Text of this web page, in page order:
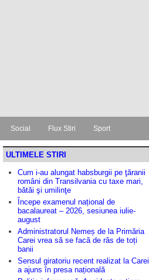
Social Flux Stiri Sport
ULTIMELE STIRI
Cum i-au alungat habsburgii pe ţăranii
români din Transilvania cu taxe mari,
bătăi şi umilinţe
Începe examenul național de
bacalaureat – 2026, sesiunea iulie-
august
Administratorul Nemeș de la Primăria
Carei vrea să se facă de râs de toți
banii
Sensul giratoriu recent realizat la Carei
a ajuns în presa națională